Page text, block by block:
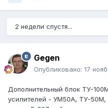
2 недели спустя...
Gegen
Опубликовано: 17
Дополнительный блок ТУ-
усилителей - УМ50А, ТУ-50М,